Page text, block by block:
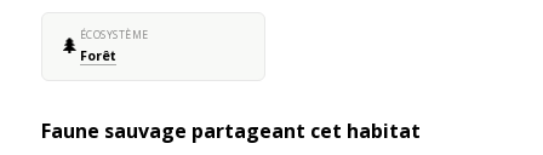
🌲 ÉCOSYSTÈME
Forêt
Faune sauvage partageant cet habitat